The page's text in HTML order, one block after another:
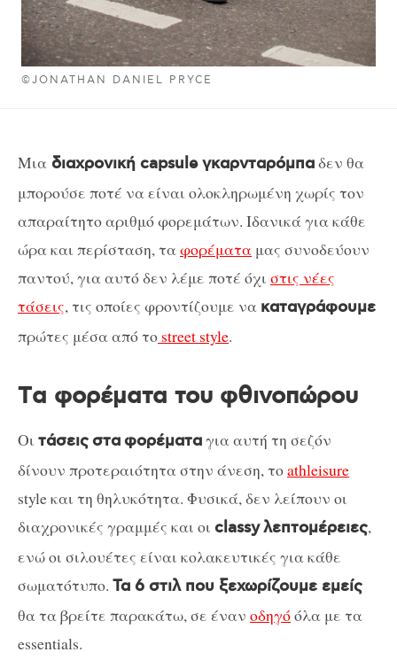
©JONATHAN DANIEL PRYCE
Μια διαχρονική capsule γκαρνταρόμπαδεν θα
μπορούσε ποτέ να είναι ολοκληρωμένη χωρίς τον
απαραίτητο αριθμό φορεμάτων. Ιδανικά για κάθε
ώρα και περίσταση, ταφορέματα μας συνοδεύουν
παντού, για αυτό δεν λέμε ποτέ όχι στις νέες
τάσεις, τις οποίες φροντίζουμε να καταγράφουμε
πρώτες μέσα από το street style.
Tα φορέματα του φθινοπώρου
Οι τάσεις σταφορέματαγια αυτή τη σεζόν
δίνουν προτεραιότητα στην άνεση, τοathleisure
style και τη θηλυκότητα. Φυσικά, δεν λείπουν οι
διαχρονικές γραμμές και οι classyλεπτομέρειες,
ενώ οι σιλουέτες είναι κολακευτικές για κάθε
σωματότυπο. Τα 6 στιλ που ξεχωρίζουμε εμείς
θα τα βρείτε παρακάτω, σε έναν οδηγόόλα με τα
essentials.